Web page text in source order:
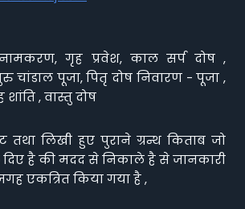
नामकरण, गृह प्रवेश, काल सर्प दोष ,
चांडाल पूजा, पितृ दोष निवारण - पूजा ,
, वास्तु दोष
तथा लिखी हुए पुराने ग्रन्थ किताब जो
है की मदद से निकाले है से जानकारी
एकत्रित किया गया है ,